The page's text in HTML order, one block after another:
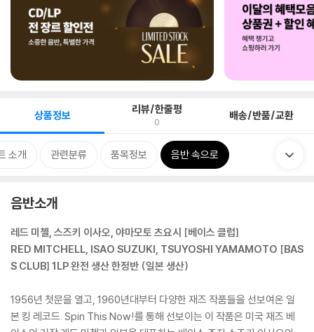
상품정보 리뷰/한줄평
0 배송/반품/교환
소개 관련분류 품목정보 음반 속으로
음반소개
레드 미첼, 스즈키 이사오, 야마모토 츠요시 [베이스 클럽]
RED MITCHELL, ISAO SUZUKI, TSUYOSHI YAMAMOTO [BAS
S CLUB] 1LP 완전 생산 한정반 (일본 생산)
1956년 첫문을 열고, 1960년대부터 다양한 재즈 작품들을 선보여온 일
본 킹 레코드. Spin This Now!를 통해 선보이는 이 작품은 미국 재즈 베